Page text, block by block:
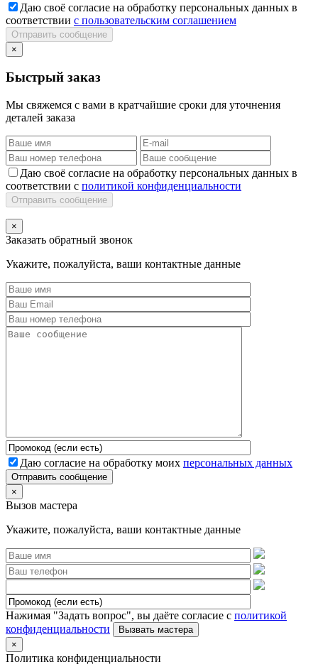
Даю своё согласие на обработку персональных данных в
соответствии с пользовательским соглашением
Отправить сообщение
×
Быстрый заказ
Мы свяжемся с вами в кратчайшие сроки для уточнения
деталей заказа
Даю своё согласие на обработку персональных данных в
соответствии с политикой конфиденциальности
Отправить сообщение
×
Заказать обратный звонок
Укажите, пожалуйста, ваши контактные данные
Даю согласие на обработку моих персональных данных
Отправить сообщение
×
Вызов мастера
Укажите, пожалуйста, ваши контактные данные
Нажимая "Задать вопрос", вы даёте согласие с политикой
конфиденциальности
×
Политика конфиденциальности